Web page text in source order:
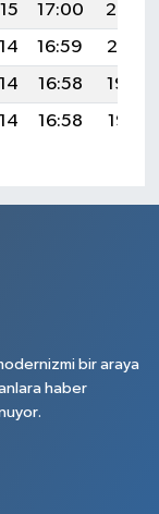
17:00
20:02
16:59
20:01
16:58
19:59
16:58 19:58
bir araya
haber